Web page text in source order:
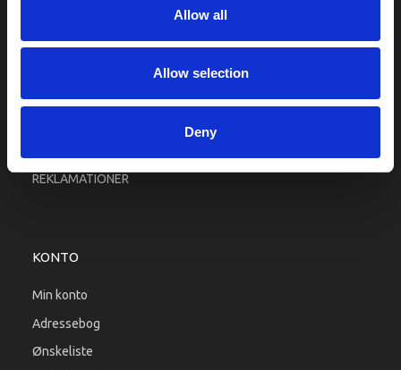
Allow all
Allow selection
Deny
Betingelser & Vilkår
Købsgaranti
REKLAMATIONER
KONTO
Min konto
Adressebog
Ønskeliste